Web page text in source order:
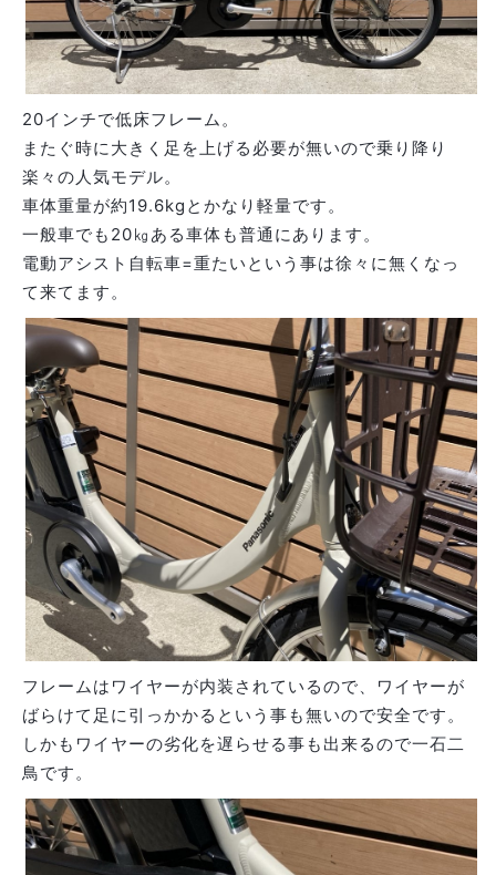
20インチで低床フレーム。
またぐ時に大きく足を上げる必要が無いので乗り降り
楽々の人気モデル。
車体重量が約19.6kgとかなり軽量です。
一般車でも20㎏ある車体も普通にあります。
電動アシスト自転車=重たいという事は徐々に無くなっ
て来てます。
フレームはワイヤーが内装されているので、ワイヤーが
ばらけて足に引っかかるという事も無いので安全です。
しかもワイヤーの劣化を遅らせる事も出来るので一石二
鳥です。